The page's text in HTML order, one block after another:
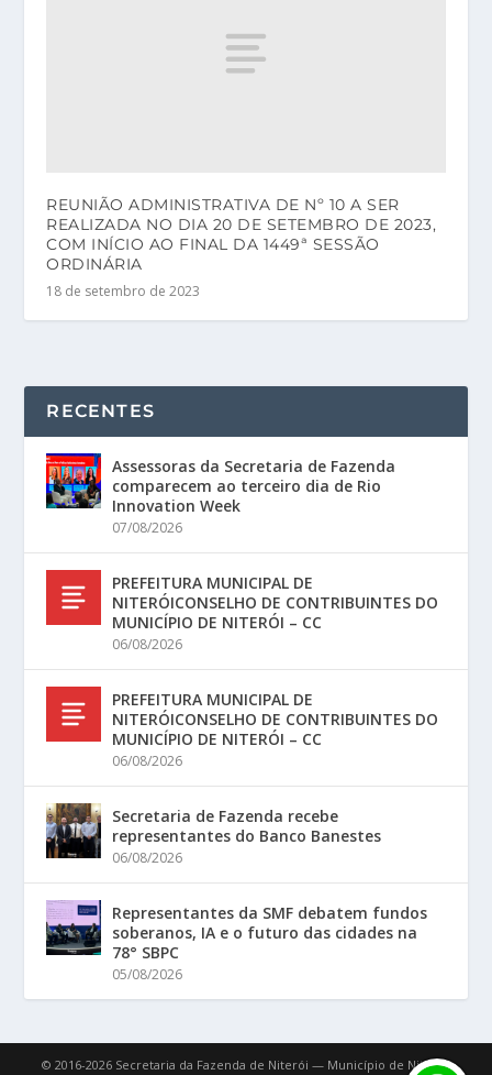
REUNIÃO ADMINISTRATIVA DE Nº 10 A SER
REALIZADA NO DIA 20 DE SETEMBRO DE 2023,
COM INÍCIO AO FINAL DA 1449ª SESSÃO
ORDINÁRIA
18 de setembro de 2023
RECENTES
Assessoras da Secretaria de Fazenda
comparecem ao terceiro dia de Rio
Innovation Week
07/08/2026
PREFEITURA MUNICIPAL DE
NITERÓICONSELHO DE CONTRIBUINTES DO
MUNICÍPIO DE NITERÓI – CC
06/08/2026
PREFEITURA MUNICIPAL DE
NITERÓICONSELHO DE CONTRIBUINTES DO
MUNICÍPIO DE NITERÓI – CC
06/08/2026
Secretaria de Fazenda recebe
representantes do Banco Banestes
06/08/2026
Representantes da SMF debatem fundos
soberanos, IA e o futuro das cidades na
78° SBPC
05/08/2026
© 2016-2026 Secretaria da Fazenda de Niterói — Município de Niterói.